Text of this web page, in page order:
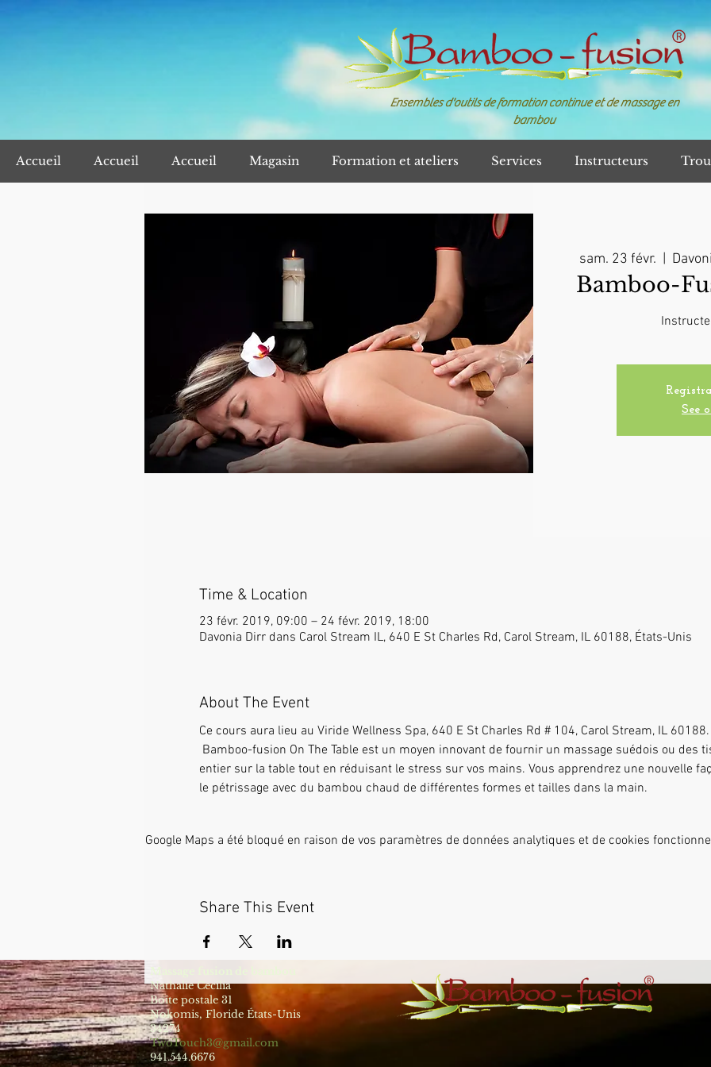
Ensembles d'outils de formation continue et de massage en
bambou
Accueil Accueil Accueil Magasin Formation et ateliers Services Instructeurs
sam. 23 févr.
Bamboo-
See
Time & Location
23 févr. 2019, 09:00 – 24 févr. 2019, 18:00
Davonia Dirr dans Carol Stream IL, 640 E St Charles Rd, Carol Stream, IL 60188, États-Unis
About The Event
Ce cours aura lieu au Viride Wellness Spa, 640 E St Charles Rd # 104, Carol Stream, IL 60188.
entier sur la table tout en réduisant le stress sur vos mains. Vous apprendrez une nouvelle
le pétrissage avec du bambou chaud de différentes formes et tailles dans la main.
Google Maps a été bloqué en raison de vos paramètres de données analytiques et de cookies
Share This Event
Massage fusion de bambou
Nathalie Cecilia
Boîte postale 31
Nokomis, Floride États-Unis
34274
TwoTouch3@gmail.com
941.544.6676